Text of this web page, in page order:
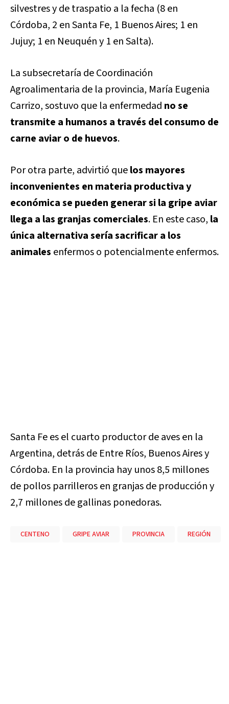
silvestres y de traspatio a la fecha (8 en
Córdoba, 2 en Santa Fe, 1 Buenos Aires; 1 en
Jujuy; 1 en Neuquén y 1 en Salta).
La subsecretaría de Coordinación
Agroalimentaria de la provincia, María Eugenia
Carrizo, sostuvo que la enfermedad no se
transmite a humanos a través del consumo de
carne aviar o de huevos.
Por otra parte, advirtió quelos mayores
inconvenientes en materia productiva y
económica se pueden generar si la gripe aviar
llega a las granjas comerciales. En este caso, la
única alternativa sería sacrificar a los
animales enfermos o potencialmente enfermos.
Santa Fe es el cuarto productor de aves en la
Argentina, detrás de Entre Ríos, Buenos Aires y
Córdoba. En la provincia hay unos 8,5 millones
de pollos parrilleros en granjas de producción y
2,7 millones de gallinas ponedoras.
CENTENO GRIPE AVIAR PROVINCIA REGIÓN